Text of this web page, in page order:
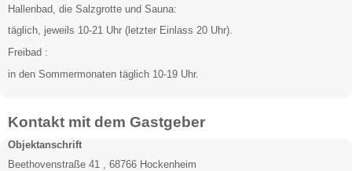
Hallenbad, die Salzgrotte und Sauna:
täglich, jeweils 10-21 Uhr (letzter Einlass 20 Uhr).
Freibad :
in den Sommermonaten täglich 10-19 Uhr.
Kontakt mit dem Gastgeber
Objektanschrift
Beethovenstraße 41 , 68766 Hockenheim